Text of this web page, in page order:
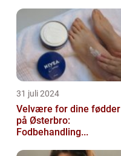
31 juli 2024
Velvære for dine fødder
på Østerbro:
Fodbehandling...